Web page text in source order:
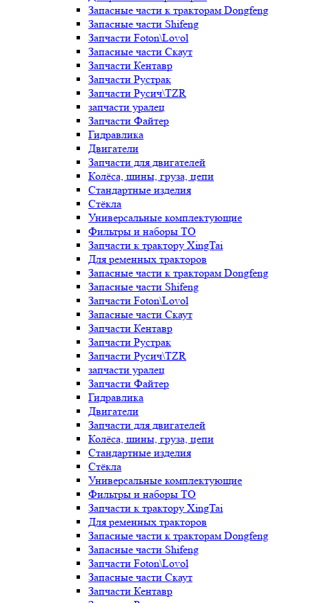
Запасные части к тракторам Dongfeng
Запасные части Shifeng
Запчасти Foton\Lovol
Запасные части Скаут
Запчасти Кентавр
Запчасти Рустрак
Запчасти Русич\TZR
запчасти уралец
Запчасти Файтер
Гидравлика
Двигатели
Запчасти для двигателей
Колёса, шины, груза, цепи
Стандартные изделия
Стёкла
Универсальные комплектующие
Фильтры и наборы ТО
Запчасти к трактору XingTai
Для ременных тракторов
Запасные части к тракторам Dongfeng
Запасные части Shifeng
Запчасти Foton\Lovol
Запасные части Скаут
Запчасти Кентавр
Запчасти Рустрак
Запчасти Русич\TZR
запчасти уралец
Запчасти Файтер
Гидравлика
Двигатели
Запчасти для двигателей
Колёса, шины, груза, цепи
Стандартные изделия
Стёкла
Универсальные комплектующие
Фильтры и наборы ТО
Запчасти к трактору XingTai
Для ременных тракторов
Запасные части к тракторам Dongfeng
Запасные части Shifeng
Запчасти Foton\Lovol
Запасные части Скаут
Запчасти Кентавр